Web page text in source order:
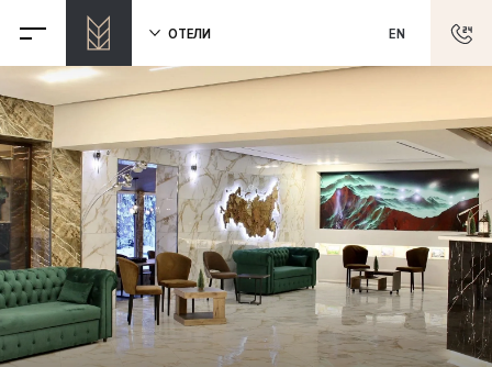
ОТЕЛИ EN